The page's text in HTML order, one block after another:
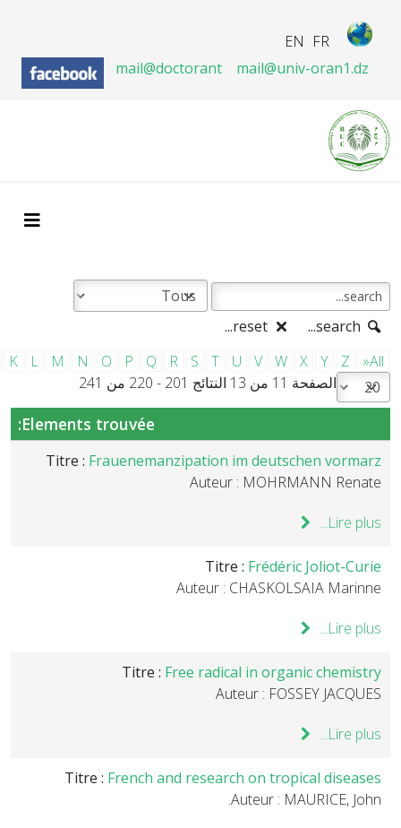
FR
EN
mail@doctorant
mail@univ-oran1.dz
K
L M N O P Q R S T U V W X Y Z
»All
الصفحة 11 من 13 النتائج 201 - 220 من 241
Elements trouvée:
Titre : Frauenemanzipation im deutschen vormarz
Auteur : MOHRMANN Renate
Lire plus...
Titre : Frédéric Joliot-Curie
Auteur : CHASKOLSAIA Marinne
Lire plus...
Titre : Free radical in organic chemistry
Auteur : FOSSEY JACQUES
Lire plus...
Titre : French and research on tropical diseases
Auteur : MAURICE, John.